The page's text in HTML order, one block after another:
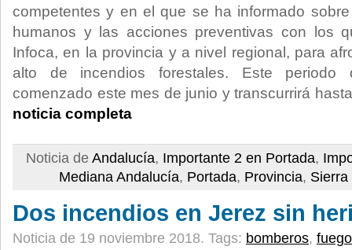
competentes y en el que se ha informado
humanos y las acciones preventivas con los
Infoca, en la provincia y a nivel regional, para
alto de incendios forestales. Este
comenzado este mes de junio y transcurrirá
noticia completa
Noticia de Andalucía, Importante 2 en Portada,
Mediana Andalucía, Portada, Provincia, Sierra
Dos incendios en Jerez sin
Noticia de 19 noviembre 2018. Tags: bomberos, fuego